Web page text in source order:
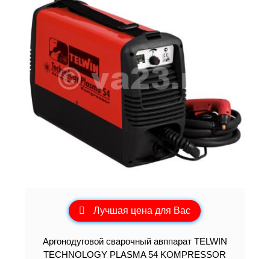
Лучшая цена для Вас
Аргонодуговой сварочный авппарат TELWIN
TECHNOLOGY PLASMA 54 KOMPRESSOR